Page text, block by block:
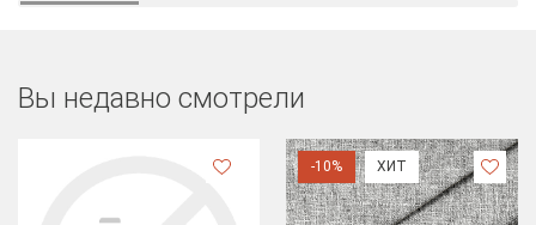
Вы недавно смотрели
-10% ХИТ